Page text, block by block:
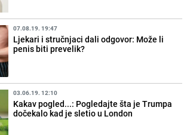
07.08.19. 19:47
Ljekari i stručnjaci dali odgovor: Može li
penis biti prevelik?
03.06.19. 12:10
Kakav pogled...: Pogledajte šta je Trumpa
dočekalo kad je sletio u London